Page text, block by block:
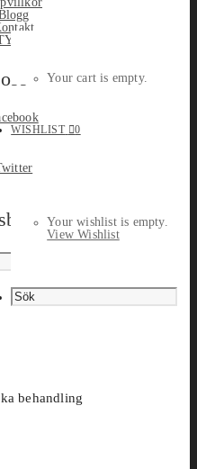
Your cart is empty.
WISHLIST 0
Your wishlist is empty.
View Wishlist
behandling